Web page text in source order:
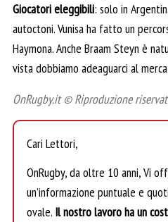
Giocatori eleggibili: solo in
autoctoni. Vunisa ha fatto un
Haymona. Anche Braam Steyn è
vista dobbiamo adeaguarci al
OnRugby.it © Riproduzione
Cari Lettori,
OnRugby, da oltre 10 anni, Vi
un’informazione puntuale e
ovale. Il nostro lavoro ha un